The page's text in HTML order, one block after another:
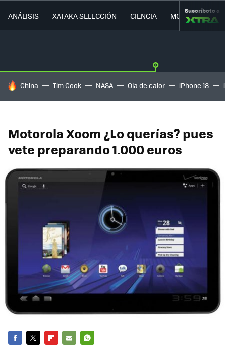
ANÁLISIS XATAKA SELECCIÓN CIENCIA MOVILIDAD
Suscríbete a
HOY SE HABLA DE
China Tim Cook NASA Ola de calor iPhone 18
Motorola Xoom ¿Lo querías? pues
vete preparando 1.000 euros